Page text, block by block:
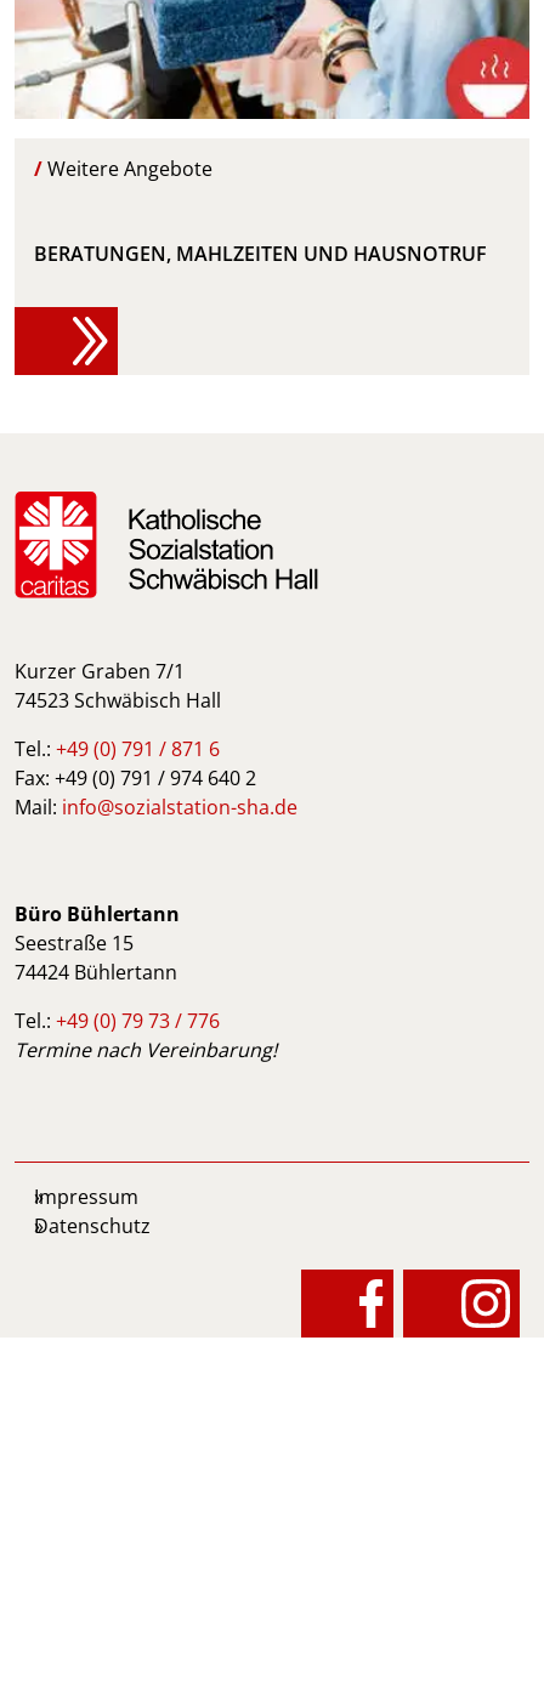
/Weitere Angebote
BERATUNGEN, MAHLZEITEN UND HAUSNOTRUF
Kurzer Graben 7/1
74523 Schwäbisch Hall
Tel.: +49 (0) 791 / 871 6
Fax: +49 (0) 791 / 974 640 2
Mail: info@sozialstation-sha.de
Büro Bühlertann
Seestraße 15
74424 Bühlertann
Tel.: +49 (0) 79 73 / 776
Termine nach Vereinbarung!
Impressum
Datenschutz